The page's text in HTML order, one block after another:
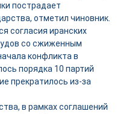
пострадает
отметил чиновник.
согласия иранских
со сжиженным
конфликта в
порядка 10 партий
прекратилось из-за
в рамках соглашений